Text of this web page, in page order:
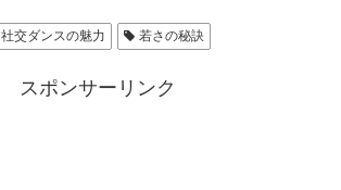
社交ダンスの魅力 若さの秘訣
スポンサーリンク